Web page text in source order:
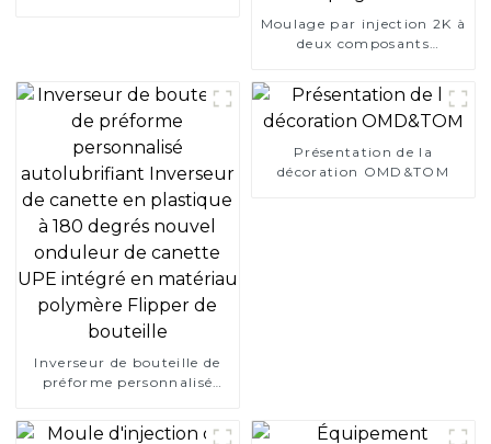
Moulage par injection 2K à
deux composants
Inverseur de bouteille de
préforme personnalisé
canette en plastique à 180
Présentation de la
décoration OMD&TOM